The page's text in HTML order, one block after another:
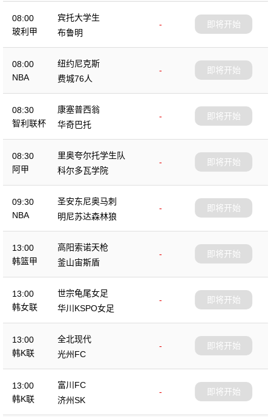
08:00
玻利甲
宾托大学生
-
布鲁明
即将开始
08:00
NBA
纽约尼克斯
-
费城76人
即将开始
08:30
智利联杯
康塞普西翁
-
华奇巴托
即将开始
08:30
阿甲
里奥夸尔托学生队
-
科尔多瓦学院
即将开始
09:30
NBA
圣安东尼奥马刺
-
明尼苏达森林狼
即将开始
13:00
韩篮甲
高阳索诺天枪
-
釜山宙斯盾
即将开始
13:00
韩女联
世宗龟尾女足
-
华川KSPO女足
即将开始
13:00
韩K联
全北现代
-
光州FC
即将开始
13:00
韩K联
富川FC
-
济州SK
即将开始